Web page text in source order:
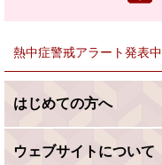
熱中症警戒アラート発表中
はじめての方へ
ウェブサイトについて